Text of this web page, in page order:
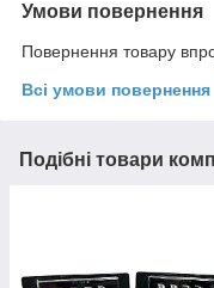
Умови повернення
Повернення товару
Всі умови повернення
Подібні товари